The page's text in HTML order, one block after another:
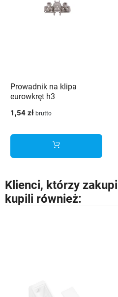
Prowadnik na klipa
eurowkręt h3
1,54 zł brutto
Klienci, którzy
kupili również: